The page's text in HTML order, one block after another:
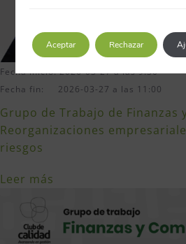
Fecha inicio: 2026-03-27 a las 9:30
Fecha fin: 2026-03-27 a las 11:00
Grupo de Trabajo de Finanzas
Reorganizaciones
riesgos
Leer más
Aceptar Rechazar